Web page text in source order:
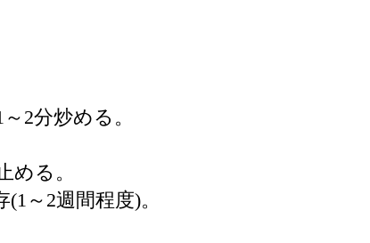
2分炒める。
る。
～2週間程度)。